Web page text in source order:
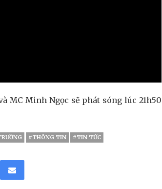
MC Minh Ngọc sẽ phát sóng lúc 21h50
#THÔNG TIN #TIN TỨC